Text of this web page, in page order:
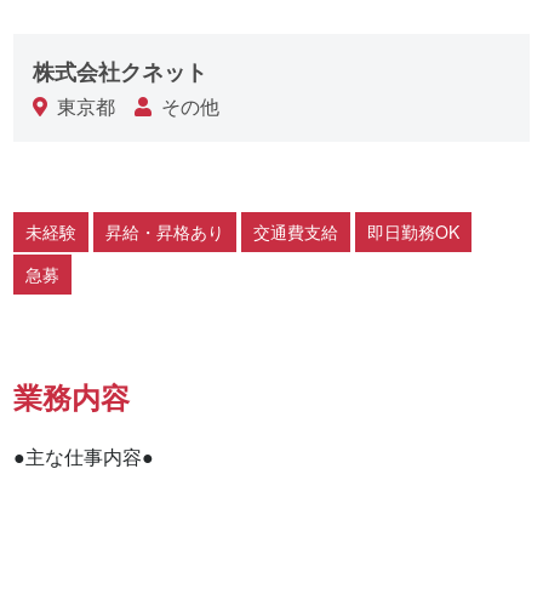
株式会社クネット
東京都 その他
未経験 昇給・昇格あり 交通費支給
即日勤務OK
急募
業務内容
●主な仕事内容●